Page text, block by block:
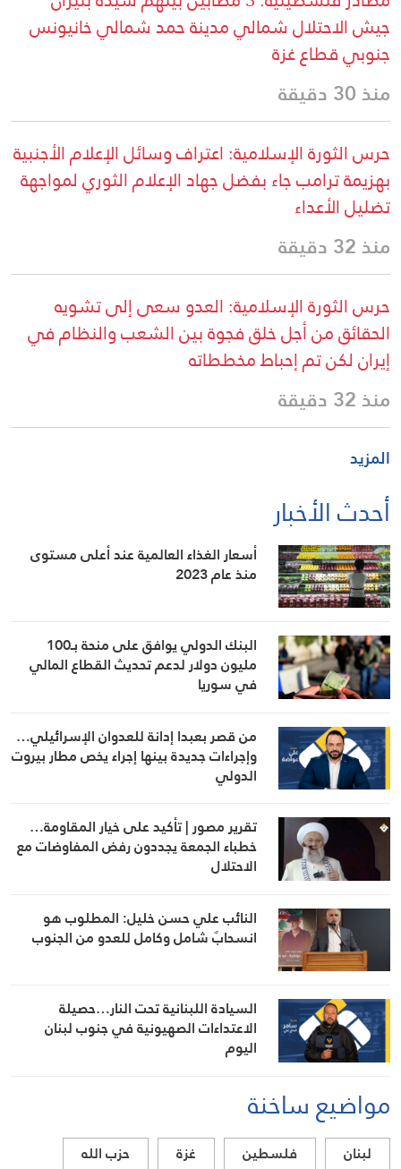
جيش الاحتلال شمالي مدينة حمد شمالي خانيونس
جنوبي قطاع غزة
منذ 30 دقيقة
حرس الثورة الإسلامية: اعتراف وسائل الإعلام الأجنبية
بهزيمة ترامب جاء بفضل جهاد الإعلام الثوري لمواجهة
تضليل الأعداء
منذ 32 دقيقة
حرس الثورة الإسلامية: العدو سعى إلى تشويه
الحقائق من أجل خلق فجوة بين الشعب والنظام في
إيران لكن تم إحباط مخططاته
منذ 32 دقيقة
المزيد
أحدث الأخبار
أسعار الغذاء العالمية عند أعلى مستوى
منذ عام 2023
البنك الدولي يوافق على منحة بـ100
مليون دولار لدعم تحديث القطاع المالي
في سوريا
من قصر بعبدا إدانة للعدوان الإسرائيلي…
وإجراءات جديدة بينها إجراء يخص مطار بيروت
الدولي
تقرير مصور | تأكيد على خيار المقاومة…
خطباء الجمعة يجددون رفض المفاوضات مع
الاحتلال
النائب علي حسن خليل: المطلوب هو
انسحابٌ شامل وكامل للعدو من الجنوب
السيادة اللبنانية تحت النار…حصيلة
الاعتداءات الصهيونية في جنوب لبنان
اليوم
مواضيع ساخنة
لبنان فلسطين غزة
حزب الله